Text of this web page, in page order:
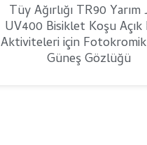
Tüy Ağırlığı TR90 Yarım
UV400 Bisiklet Koşu Açık
Aktiviteleri için
Güneş Gözlüğü